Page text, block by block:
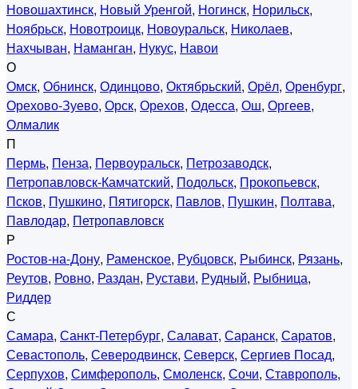
Новошахтинск, Новый Уренгой, Ногинск, Норильск,
Ноябрьск, Новотроицк, Новоуральск, Николаев,
Нахчыван, Наманган, Нукус, Навои
О
Омск, Обнинск, Одинцово, Октябрьский, Орёл, Оренбург,
Орехово-Зуево, Орск, Орехов, Одесса, Ош, Оргеев,
Олмалик
П
Пермь, Пенза, Первоуральск, Петрозаводск,
Петропавловск-Камчатский, Подольск, Прокопьевск,
Псков, Пушкино, Пятигорск, Павлов, Пушкин, Полтава,
Павлодар, Петропавловск
Р
Ростов-на-Дону, Раменское, Рубцовск, Рыбинск, Рязань,
Реутов, Ровно, Раздан, Рустави, Рудный, Рыбница,
Риддер
С
Самара, Санкт-Петербург, Салават, Саранск, Саратов,
Севастополь, Северодвинск, Северск, Сергиев Посад,
Серпухов, Симферополь, Смоленск, Сочи, Ставрополь,